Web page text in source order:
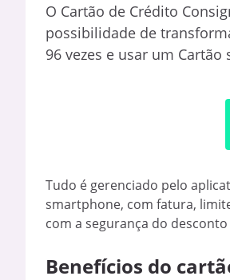
O Cartão de Crédito
possibilidade de
96 vezes e usar um
Tudo é gerenciado pelo
smartphone, com fatura,
com a segurança do
Benefícios do